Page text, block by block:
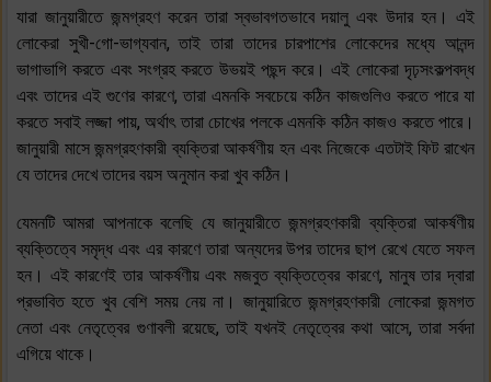
যারা জানুয়ারীতে জন্মগ্রহণ করেন তারা স্বভাবগতভাবে দয়ালু এবং উদার হন। এই
লোকেরা সুখী-গো-ভাগ্যবান, তাই তারা তাদের চারপাশের লোকেদের মধ্যে আনন্দ
ভাগাভাগি করতে এবং সংগ্রহ করতে উভয়ই পছন্দ করে। এই লোকেরা দৃঢ়সংকল্পবদ্ধ
এবং তাদের এই গুণের কারণে, তারা এমনকি সবচেয়ে কঠিন কাজগুলিও করতে পারে যা
করতে সবাই লজ্জা পায়, অর্থাৎ তারা চোখের পলকে এমনকি কঠিন কাজও করতে পারে।
জানুয়ারী মাসে জন্মগ্রহণকারী ব্যক্তিরা আকর্ষণীয় হন এবং নিজেকে এতটাই ফিট রাখেন
যে তাদের দেখে তাদের বয়স অনুমান করা খুব কঠিন।
যেমনটি আমরা আপনাকে বলেছি যে জানুয়ারীতে জন্মগ্রহণকারী ব্যক্তিরা আকর্ষণীয়
ব্যক্তিত্বে সমৃদ্ধ এবং এর কারণে তারা অন্যদের উপর তাদের ছাপ রেখে যেতে সফল
হন। এই কারণেই তার আকর্ষণীয় এবং মজবুত ব্যক্তিত্বের কারণে, মানুষ তার দ্বারা
প্রভাবিত হতে খুব বেশি সময় নেয় না। জানুয়ারিতে জন্মগ্রহণকারী লোকেরা জন্মগত
নেতা এবং নেতৃত্বের গুণাবলী রয়েছে, তাই যখনই নেতৃত্বের কথা আসে, তারা সর্বদা
এগিয়ে থাকে।